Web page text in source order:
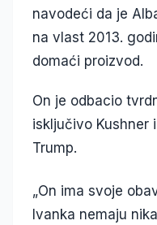
navodeći da je
na vlast 2013.
domaći proizvod.
On je odbacio
isključivo Kushner
Trump.
„On ima svoje
Ivanka nemaju